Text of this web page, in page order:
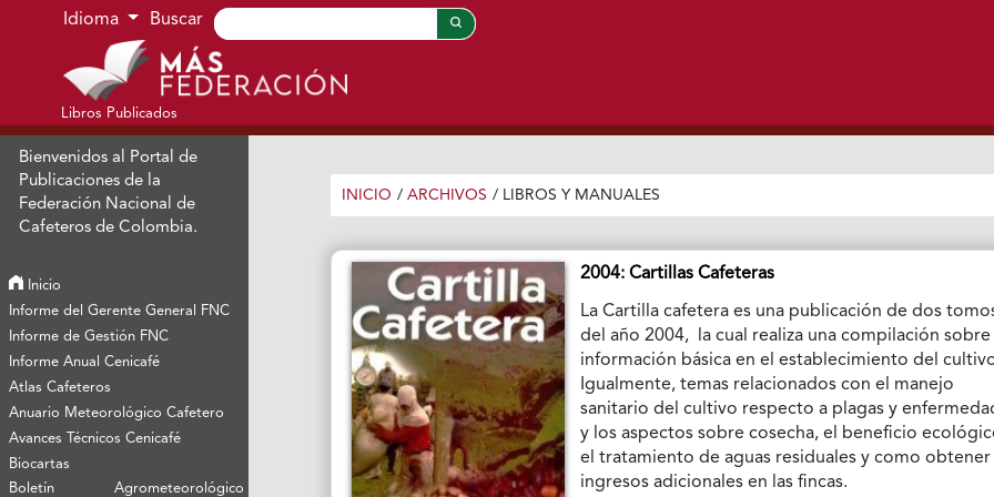
Ir al menú de navegación principal
Ir al contenido principal
Ir al pie de página del sitio
Idioma Buscar
Libros Publicados
Bienvenidos al Portal de
Publicaciones de la
Federación Nacional de
Cafeteros de Colombia.
Inicio
Informe del Gerente General FNC
Informe de Gestión FNC
Informe Anual Cenicafé
Atlas Cafeteros
Anuario Meteorológico Cafetero
Avances Técnicos Cenicafé
Biocartas
Boletín Agrometeorológico
INICIO / ARCHIVOS / LIBROS Y MANUALES
2004: Cartillas Cafeteras
La Cartilla cafetera es una publicación de dos
del año 2004, la cual realiza una compilación sobre
información básica en el establecimiento del
Igualmente, temas relacionados con el manejo
sanitario del cultivo respecto a plagas y
y los aspectos sobre cosecha, el beneficio
el tratamiento de aguas residuales y como obtener
ingresos adicionales en las fincas.